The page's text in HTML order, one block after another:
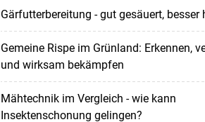
Gärfutterbereitung - gut gesäuert, besser
Gemeine Rispe im Grünland: Erkennen,
und wirksam bekämpfen
Mähtechnik im Vergleich - wie kann
Insektenschonung gelingen?